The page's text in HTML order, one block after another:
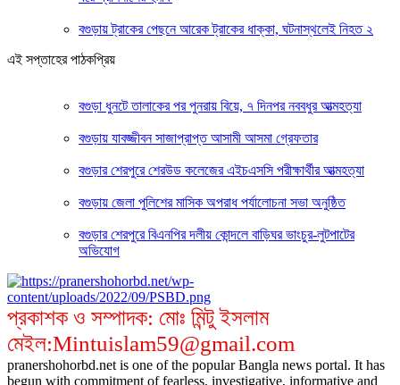
বগুড়ায় ট্রাকের পেছনে আরেক ট্রাকের ধাক্কা, ঘটনাস্থলেই নিহত ২
এই সপ্তাহের পাঠকপ্রিয়
বগুড়া ধুনটে তালাকের পর পুনরায় বিয়ে, ৭ দিনপর নববধুর আত্মহত্যা
বগুড়ায় যাবজ্জীবন সাজাপ্রাপ্ত আসামী আসমা গ্রেফতার
বগুড়ার শেরপুরে শেরউড কলেজের এইচএসসি পরীক্ষার্থীর আত্মহত্যা
বগুড়ায় জেলা পুলিশের মাসিক অপরাধ পর্যালোচনা সভা অনুষ্ঠিত
বগুড়ার শেরপুরে বিএনপির দলীয় কোন্দলে বাড়িঘর ভাংচুর-লুটপাটের
অভিযোগ
প্রকাশক ও সম্পাদক: মোঃ মিন্টু ইসলাম
মেইল:Mintuislam59@gmail.com
pranershohorbd.net is one of the popular Bangla news portal. It has
begun with commitment of fearless, investigative, informative and